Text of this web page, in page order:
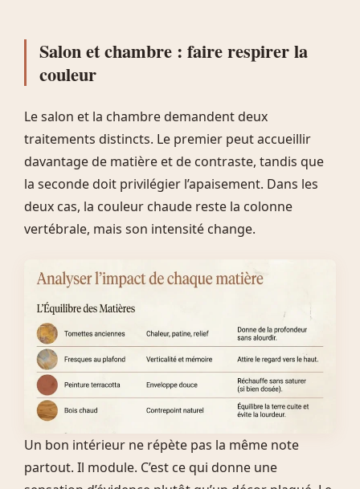
Salon et chambre : faire respirer la
couleur
Le salon et la chambre demandent deux
traitements distincts. Le premier peut accueillir
davantage de matière et de contraste, tandis que
la seconde doit privilégier l’apaisement. Dans les
deux cas, la couleur chaude reste la colonne
vertébrale, mais son intensité change.
Un bon intérieur ne répète pas la même note
partout. Il module. C’est ce qui donne une